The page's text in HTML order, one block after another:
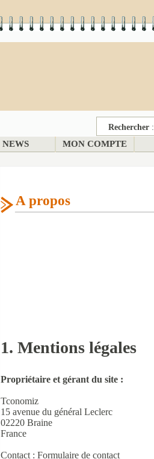
Rechercher:
NEWS MON COMPTE
A propos
1. Mentions légales
Propriétaire et gérant du site :
Tconomiz
15 avenue du général Leclerc
02220 Braine
France
Contact : Formulaire de contact